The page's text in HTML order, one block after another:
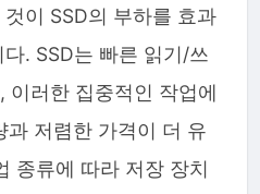
이 SSD의 부하를 효과
. SSD는 빠른 읽기/쓰
이러한 집중적인 작업에
과 저렴한 가격이 더 유
종류에 따라 저장 장치